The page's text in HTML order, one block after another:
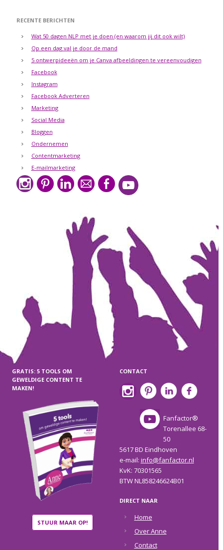
RECENTE BERICHTEN
Wat 50 dagen NLP met je doen (en waarom jij dit ook wilt)
Op een dag val je door de mand
5 ontwerpideeën om je Canva afbeeldingen te vereenvoudigen
Facebook
Instagram
Facebook Adverteren
Marketing
Social Media
Bloggen
Ondernemen
Contentmarketing
E-mailmarketing
GRATIS: 5 TOOLS OM
GEWELDIGE CONTENT TE
MAKEN!
STUUR MAAR OP!
CONTACT
Fanfactor®
Torenallee 68-
50
5617 BD Eindhoven
e-mail: info@fanfactor.nl
KvK: 70301565
BTW NL858246624B01
DIRECT NAAR
Home
Over Anne
Contact